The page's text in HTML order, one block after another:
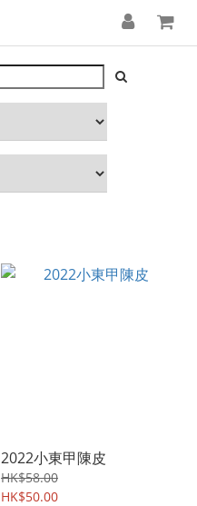
2022小東甲陳皮
HK$58.00
HK$50.00